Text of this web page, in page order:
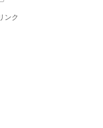
ンク